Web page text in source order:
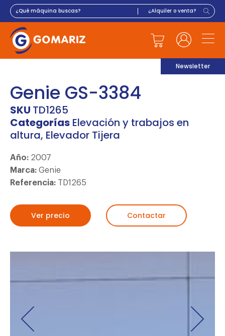
Newsletter
Genie GS-3384
SKU TD1265
Categorías Elevación y trabajos en
altura, Elevador Tijera
Año: 2007
Marca: Genie
Referencia: TD1265
Ver precio Contactar